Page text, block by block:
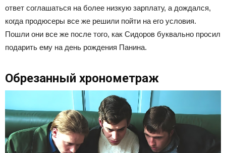
ответ соглашаться на более низкую зарплату, а дождался,
когда продюсеры все же решили пойти на его условия.
Пошли они все же после того, как Сидоров буквально просил
подарить ему на день рождения Панина.
Обрезанный хронометраж